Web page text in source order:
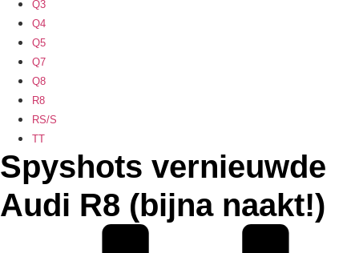
Q3
Q4
Q5
Q7
Q8
R8
RS/S
TT
Spyshots vernieuwde
Audi R8 (bijna naakt!)